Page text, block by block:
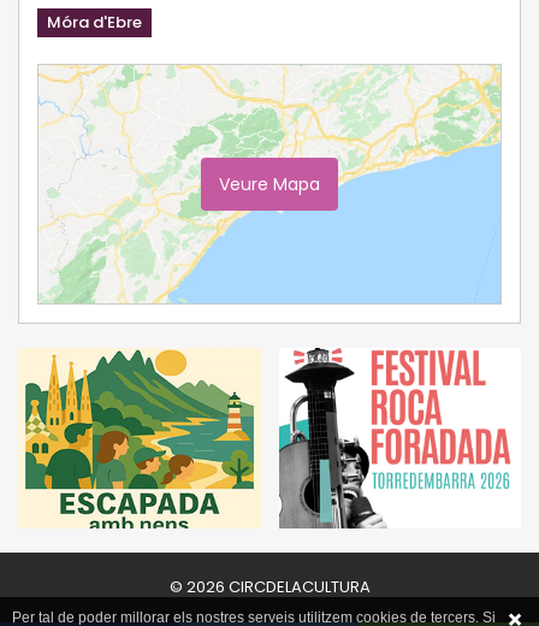
Móra d'Ebre
Veure Mapa
© 2026 CIRCDELACULTURA
Per tal de poder millorar els nostres serveis utilitzem cookies de tercers. Si